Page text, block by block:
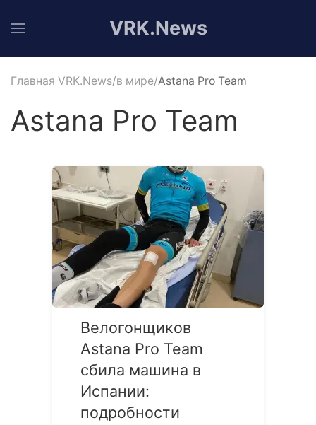
VRK.News
Главная VRK.News в мире Astana Pro Team
Astana Pro Team
Велогонщиков
Astana Pro Team
сбила машина в
Испании:
подробности